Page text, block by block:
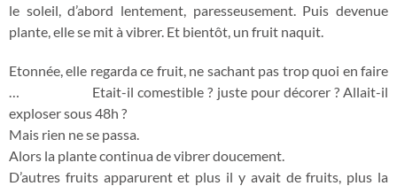
le soleil, d’abord lentement, paresseusement. Puis devenue
plante, elle se mit à vibrer. Et bientôt, un fruit naquit.
Etonnée, elle regarda ce fruit, ne sachant pas trop quoi en faire
… Etait-il comestible ? juste pour décorer ? Allait-il
exploser sous 48h ?
Mais rien ne se passa.
Alors la plante continua de vibrer doucement.
D’autres fruits apparurent et plus il y avait de fruits, plus la